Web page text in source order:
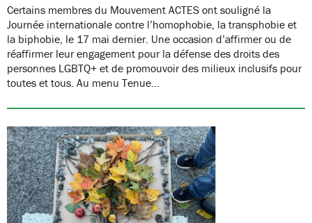
Certains membres du Mouvement ACTES ont souligné la
Journée internationale contre l’homophobie, la transphobie et
la biphobie, le 17 mai dernier. Une occasion d’affirmer ou de
réaffirmer leur engagement pour la défense des droits des
personnes LGBTQ+ et de promouvoir des milieux inclusifs pour
toutes et tous. Au menu Tenue…